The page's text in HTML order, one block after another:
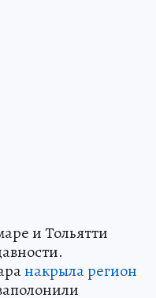
и Тольятти
накрыла регион